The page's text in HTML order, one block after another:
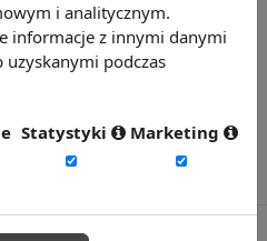
i analitycznym.
informacje z innymi danymi
podczas
Statystyki Marketing